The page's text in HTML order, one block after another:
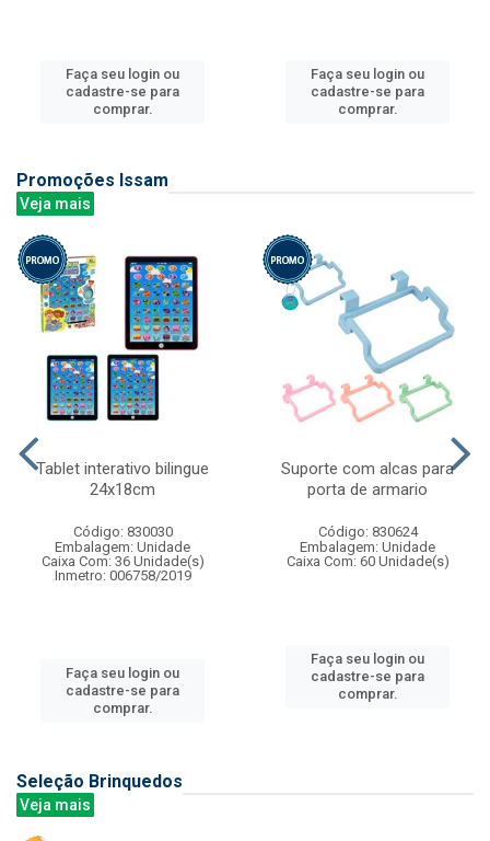
Faça seu login ou
cadastre-se para
comprar.
Faça seu login ou
cadastre-se para
comprar.
Promoções Issam
Veja mais
Tablet interativo bilingue
24x18cm
Código: 830030
Embalagem: Unidade
Caixa Com: 36 Unidade(s)
Inmetro: 006758/2019
Faça seu login ou
cadastre-se para
comprar.
Suporte com alcas para
porta de armario
Código: 830624
Embalagem: Unidade
Caixa Com: 60 Unidade(s)
Faça seu login ou
cadastre-se para
comprar.
Seleção Brinquedos
Veja mais